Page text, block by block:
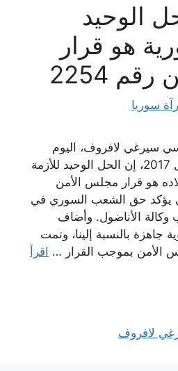
الوحيد
هو قرار
2254
سوريا
سيرغي لافروف، اليوم
الأربعاء 19 نيسان/ أبريل 2017، إن الحل الوحيد للأزمة
هو قرار مجلس الأمن
2254، الذي يؤكد حق الشعب السوري في
الأناضول. وأضاف
جاهزة بالنسبة إلينا، وتمت
الأمن بموجب القرار … اقرأ
لافروف